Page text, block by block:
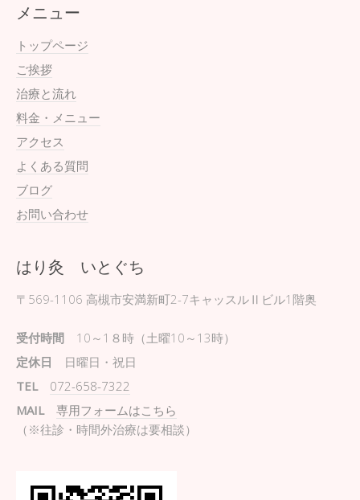
メニュー
トップページ
ご挨拶
治療と流れ
料金・メニュー
アクセス
よくある質問
ブログ
お問い合わせ
はり灸 いとぐち
〒569-1106 高槻市安満新町2-7キャッスルⅡビル1階奥
受付時間 10～1８時（土曜10～13時）
定休日 日曜日・祝日
TEL
072-658-7322
MAIL
専用フォームはこちら
（※往診・時間外治療は要相談）